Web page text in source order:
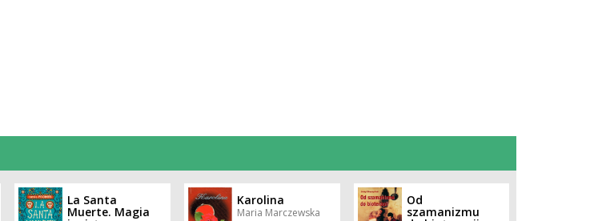
La Santa
Muerte. Magia
Karolina
Maria Marczewska
Od
szamanizmu